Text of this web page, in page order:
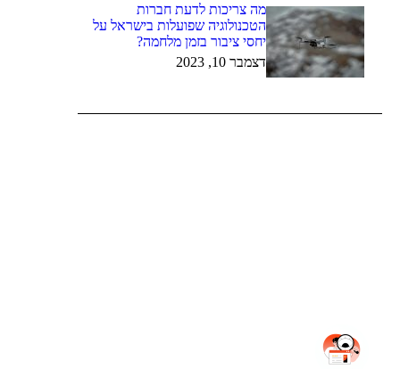
מה צריכות לדעת חברות
הטכנולוגיה שפועלות בישראל על
יחסי ציבור בזמן מלחמה?
דצמבר 10, 2023